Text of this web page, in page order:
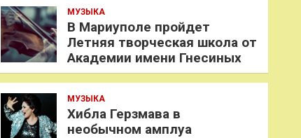
МУЗЫКА
В Мариуполе пройдет
Летняя творческая школа от
Академии имени Гнесиных
МУЗЫКА
Хибла Герзмава в
необычном амплуа